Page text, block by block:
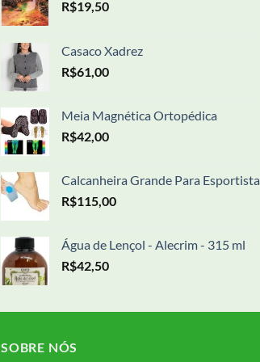
R$19,50
Casaco Xadrez
R$61,00
Meia Magnética Ortopédica
R$42,00
Calcanheira Grande Para Esportista
R$115,00
Água de Lençol - Alecrim - 315 ml
R$42,50
SOBRE NÓS